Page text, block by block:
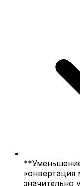
значительно